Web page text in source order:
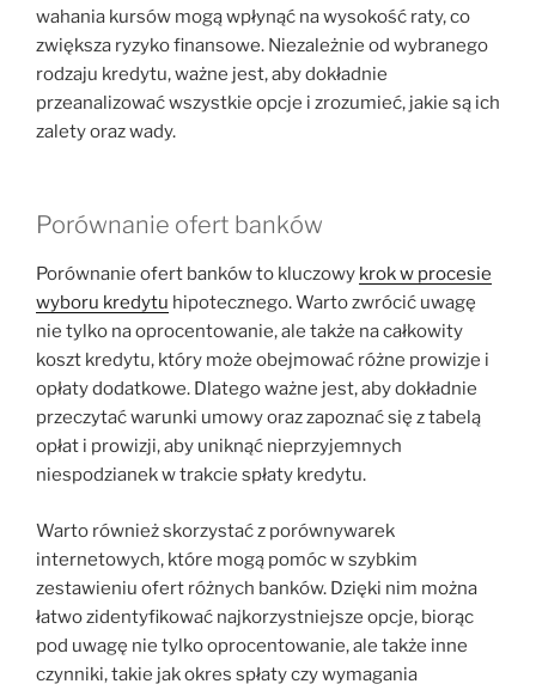
wahania kursów mogą wpłynąć na wysokość raty, co
zwiększa ryzyko finansowe. Niezależnie od wybranego
rodzaju kredytu, ważne jest, aby dokładnie
przeanalizować wszystkie opcje i zrozumieć, jakie są ich
zalety oraz wady.
Porównanie ofert banków
Porównanie ofert banków to kluczowy krok w procesie
wyboru kredytu hipotecznego. Warto zwrócić uwagę
nie tylko na oprocentowanie, ale także na całkowity
koszt kredytu, który może obejmować różne prowizje i
opłaty dodatkowe. Dlatego ważne jest, aby dokładnie
przeczytać warunki umowy oraz zapoznać się z tabelą
opłat i prowizji, aby uniknąć nieprzyjemnych
niespodzianek w trakcie spłaty kredytu.
Warto również skorzystać z porównywarek
internetowych, które mogą pomóc w szybkim
zestawieniu ofert różnych banków. Dzięki nim można
łatwo zidentyfikować najkorzystniejsze opcje, biorąc
pod uwagę nie tylko oprocentowanie, ale także inne
czynniki, takie jak okres spłaty czy wymagania